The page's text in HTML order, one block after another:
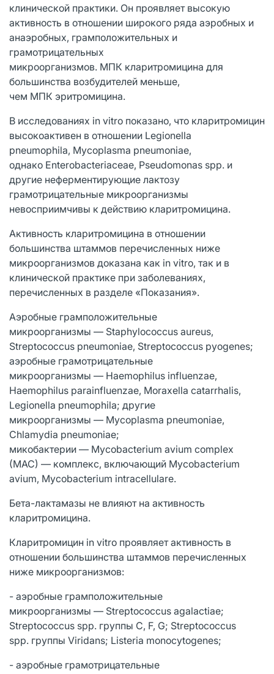
клинической практики. Он проявляет высокую
активность в отношении широкого ряда аэробных и
анаэробных, грамположительных и
грамотрицательных
микроорганизмов. МПК кларитромицина для
большинства возбудителей меньше,
чем МПК эритромицина.
В исследованиях in vitro показано, что кларитромицин
высокоактивен в отношении Legionella
pneumophila, Mycoplasma pneumoniae,
однако Enterobacteriaceae, Рseudomonas spp. и
другие неферментирующие лактозу
грамотрицательные микроорганизмы
невосприимчивы к действию кларитромицина.
Активность кларитромицина в отношении
большинства штаммов перечисленных ниже
микроорганизмов доказана как in vitro, так и в
клинической практике при заболеваниях,
перечисленных в разделе «Показания».
Аэробные грамположительные
микроорганизмы — Staphylococcus aureus,
Streptococcus pneumoniae, Streptococcus pyogenes;
аэробные грамотрицательные
микроорганизмы — Haemophilus influenzae,
Haemophilus parainfluenzae, Moraxella catarrhalis,
Legionella pneumophila; другие
микроорганизмы — Mycoplasma pneumoniae,
Chlamydia pneumoniae;
микобактерии — Mycobacterium avium complex
(MAC) — комплекс, включающий Mycobacterium
avium, Mycobacterium intracellulare.
Бета-лактамазы не влияют на активность
кларитромицина.
Кларитромицин in vitro проявляет активность в
отношении большинства штаммов перечисленных
ниже микроорганизмов:
- аэробные грамположительные
микроорганизмы — Streptococcus agalactiae;
Streptococcus spp. группы C, F, G; Streptococcus
spp. группы Viridans; Listeria monocytogenes;
- аэробные грамотрицательные